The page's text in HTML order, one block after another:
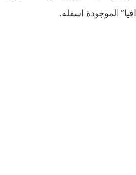
الموجودة اسفله.